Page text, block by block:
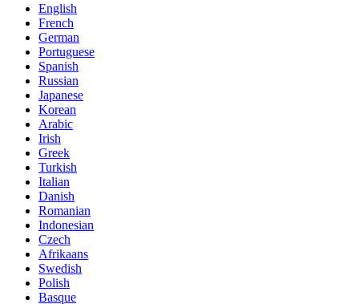
English
French
German
Portuguese
Spanish
Russian
Japanese
Korean
Arabic
Irish
Greek
Turkish
Italian
Danish
Romanian
Indonesian
Czech
Afrikaans
Swedish
Polish
Basque